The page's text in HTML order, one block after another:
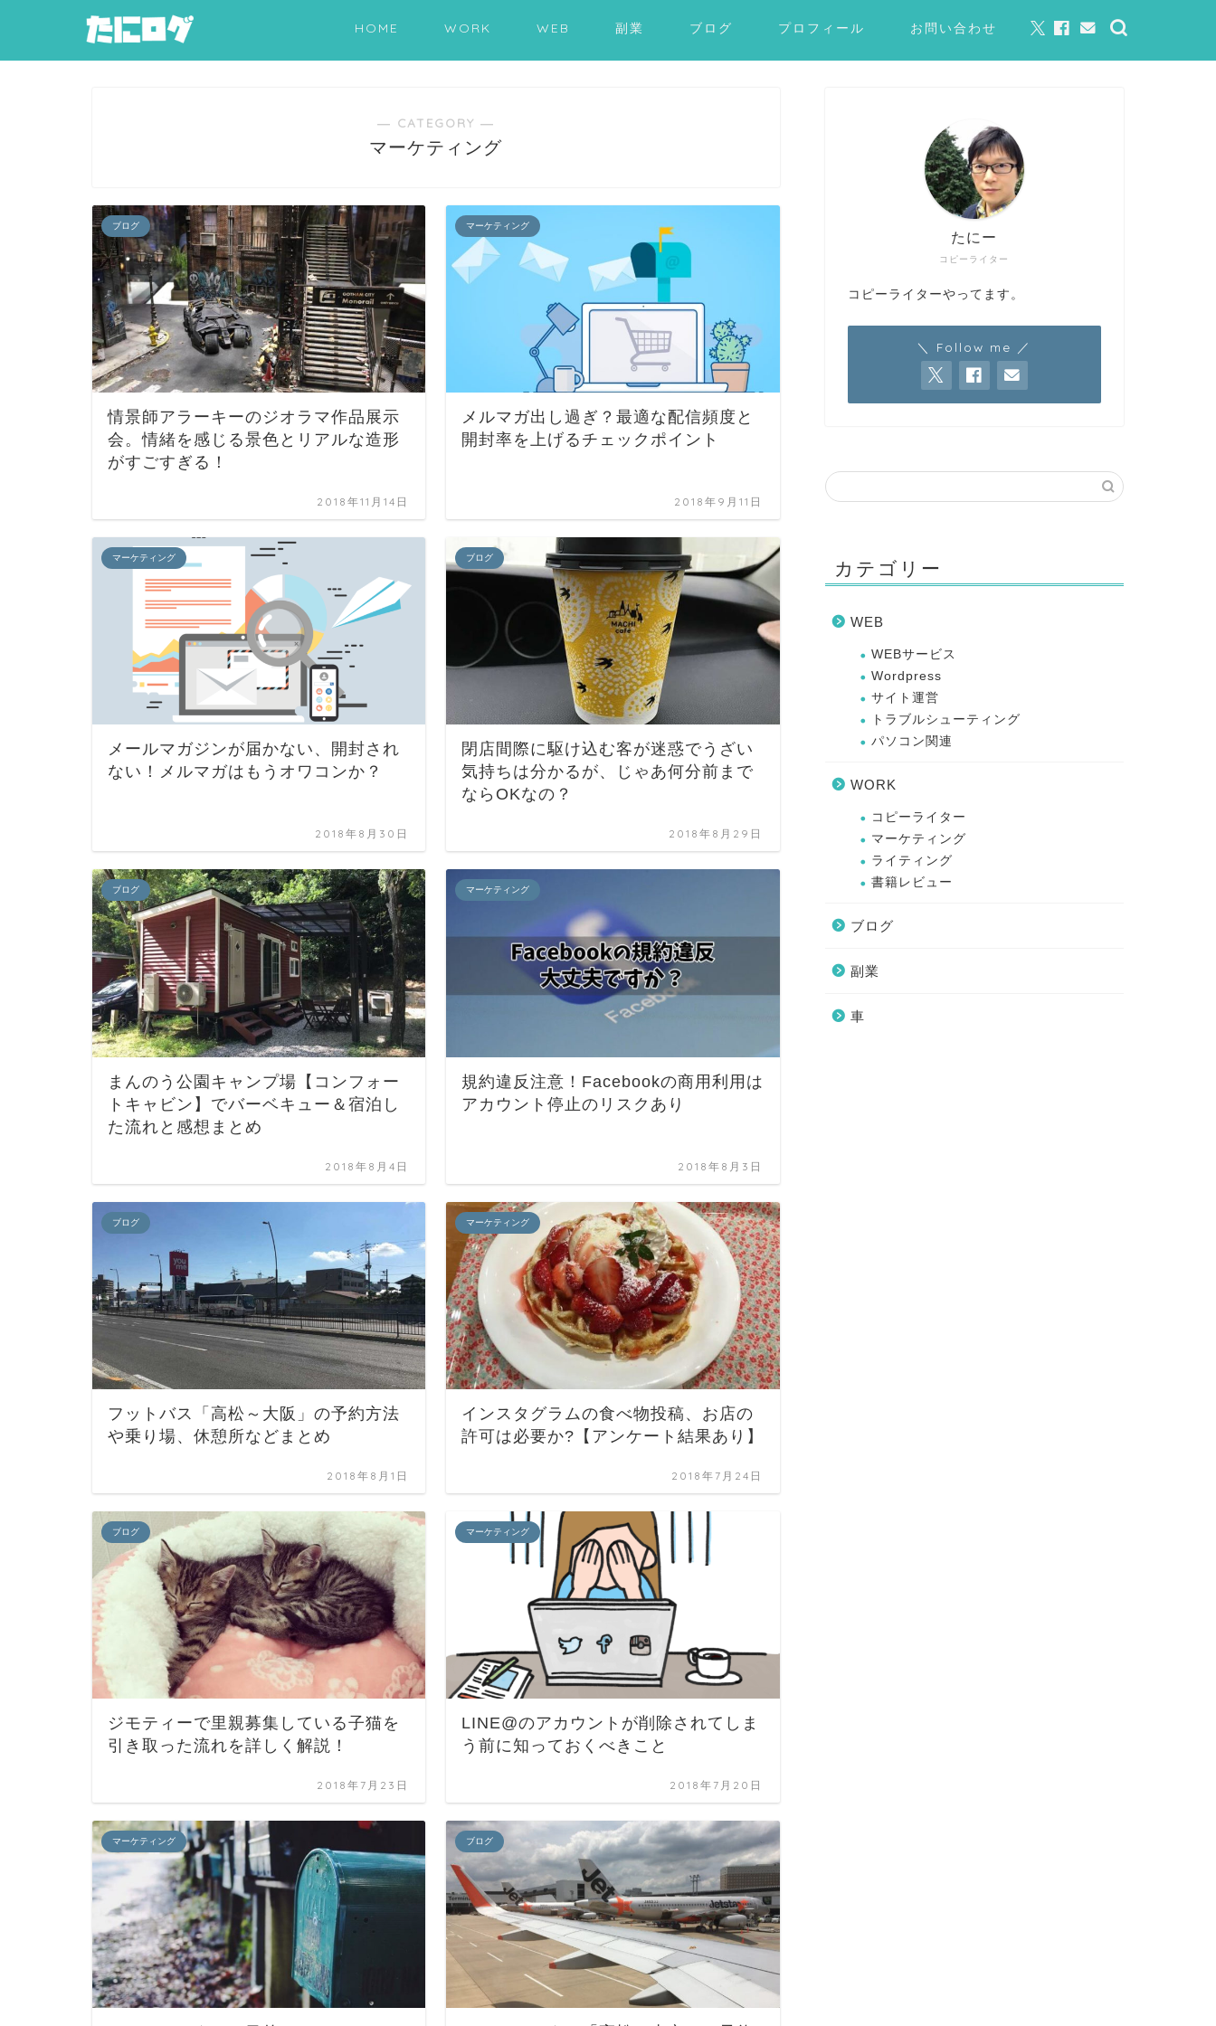
HOME WORK WEB 副業 ブログ プロフィール お問い合わせ
― CATEGORY ―
マーケティング
ブログ
情景師アラーキーのジオラマ作品展示
会。情緒を感じる景色とリアルな造形
がすごすぎる！
2018年11月14日
マーケティング
メルマガ出し過ぎ？最適な配信頻度と
開封率を上げるチェックポイント
2018年9月11日
マーケティング
メールマガジンが届かない、開封され
ない！メルマガはもうオワコンか？
2018年8月30日
ブログ
閉店間際に駆け込む客が迷惑でうざい
気持ちは分かるが、じゃあ何分前まで
ならOKなの？
2018年8月29日
ブログ
まんのう公園キャンプ場【コンフォー
トキャビン】でバーベキュー＆宿泊し
た流れと感想まとめ
2018年8月4日
マーケティング
規約違反注意！Facebookの商用利用は
アカウント停止のリスクあり
2018年8月3日
ブログ
フットバス「高松～大阪」の予約方法
や乗り場、休憩所などまとめ
2018年8月1日
マーケティング
インスタグラムの食べ物投稿、お店の
許可は必要か?【アンケート結果あり】
2018年7月24日
ブログ
ジモティーで里親募集している子猫を
引き取った流れを詳しく解説！
2018年7月23日
マーケティング
LINE@のアカウントが削除されてしま
う前に知っておくべきこと
2018年7月20日
マーケティング ブログ
コピーライター
たにー
コピーライターやってます。
＼ Follow me ／
カテゴリー
WEB
WEBサービス
Wordpress
サイト運営
トラブルシューティング
パソコン関連
WORK
コピーライター
マーケティング
ライティング
書籍レビュー
ブログ
副業
車